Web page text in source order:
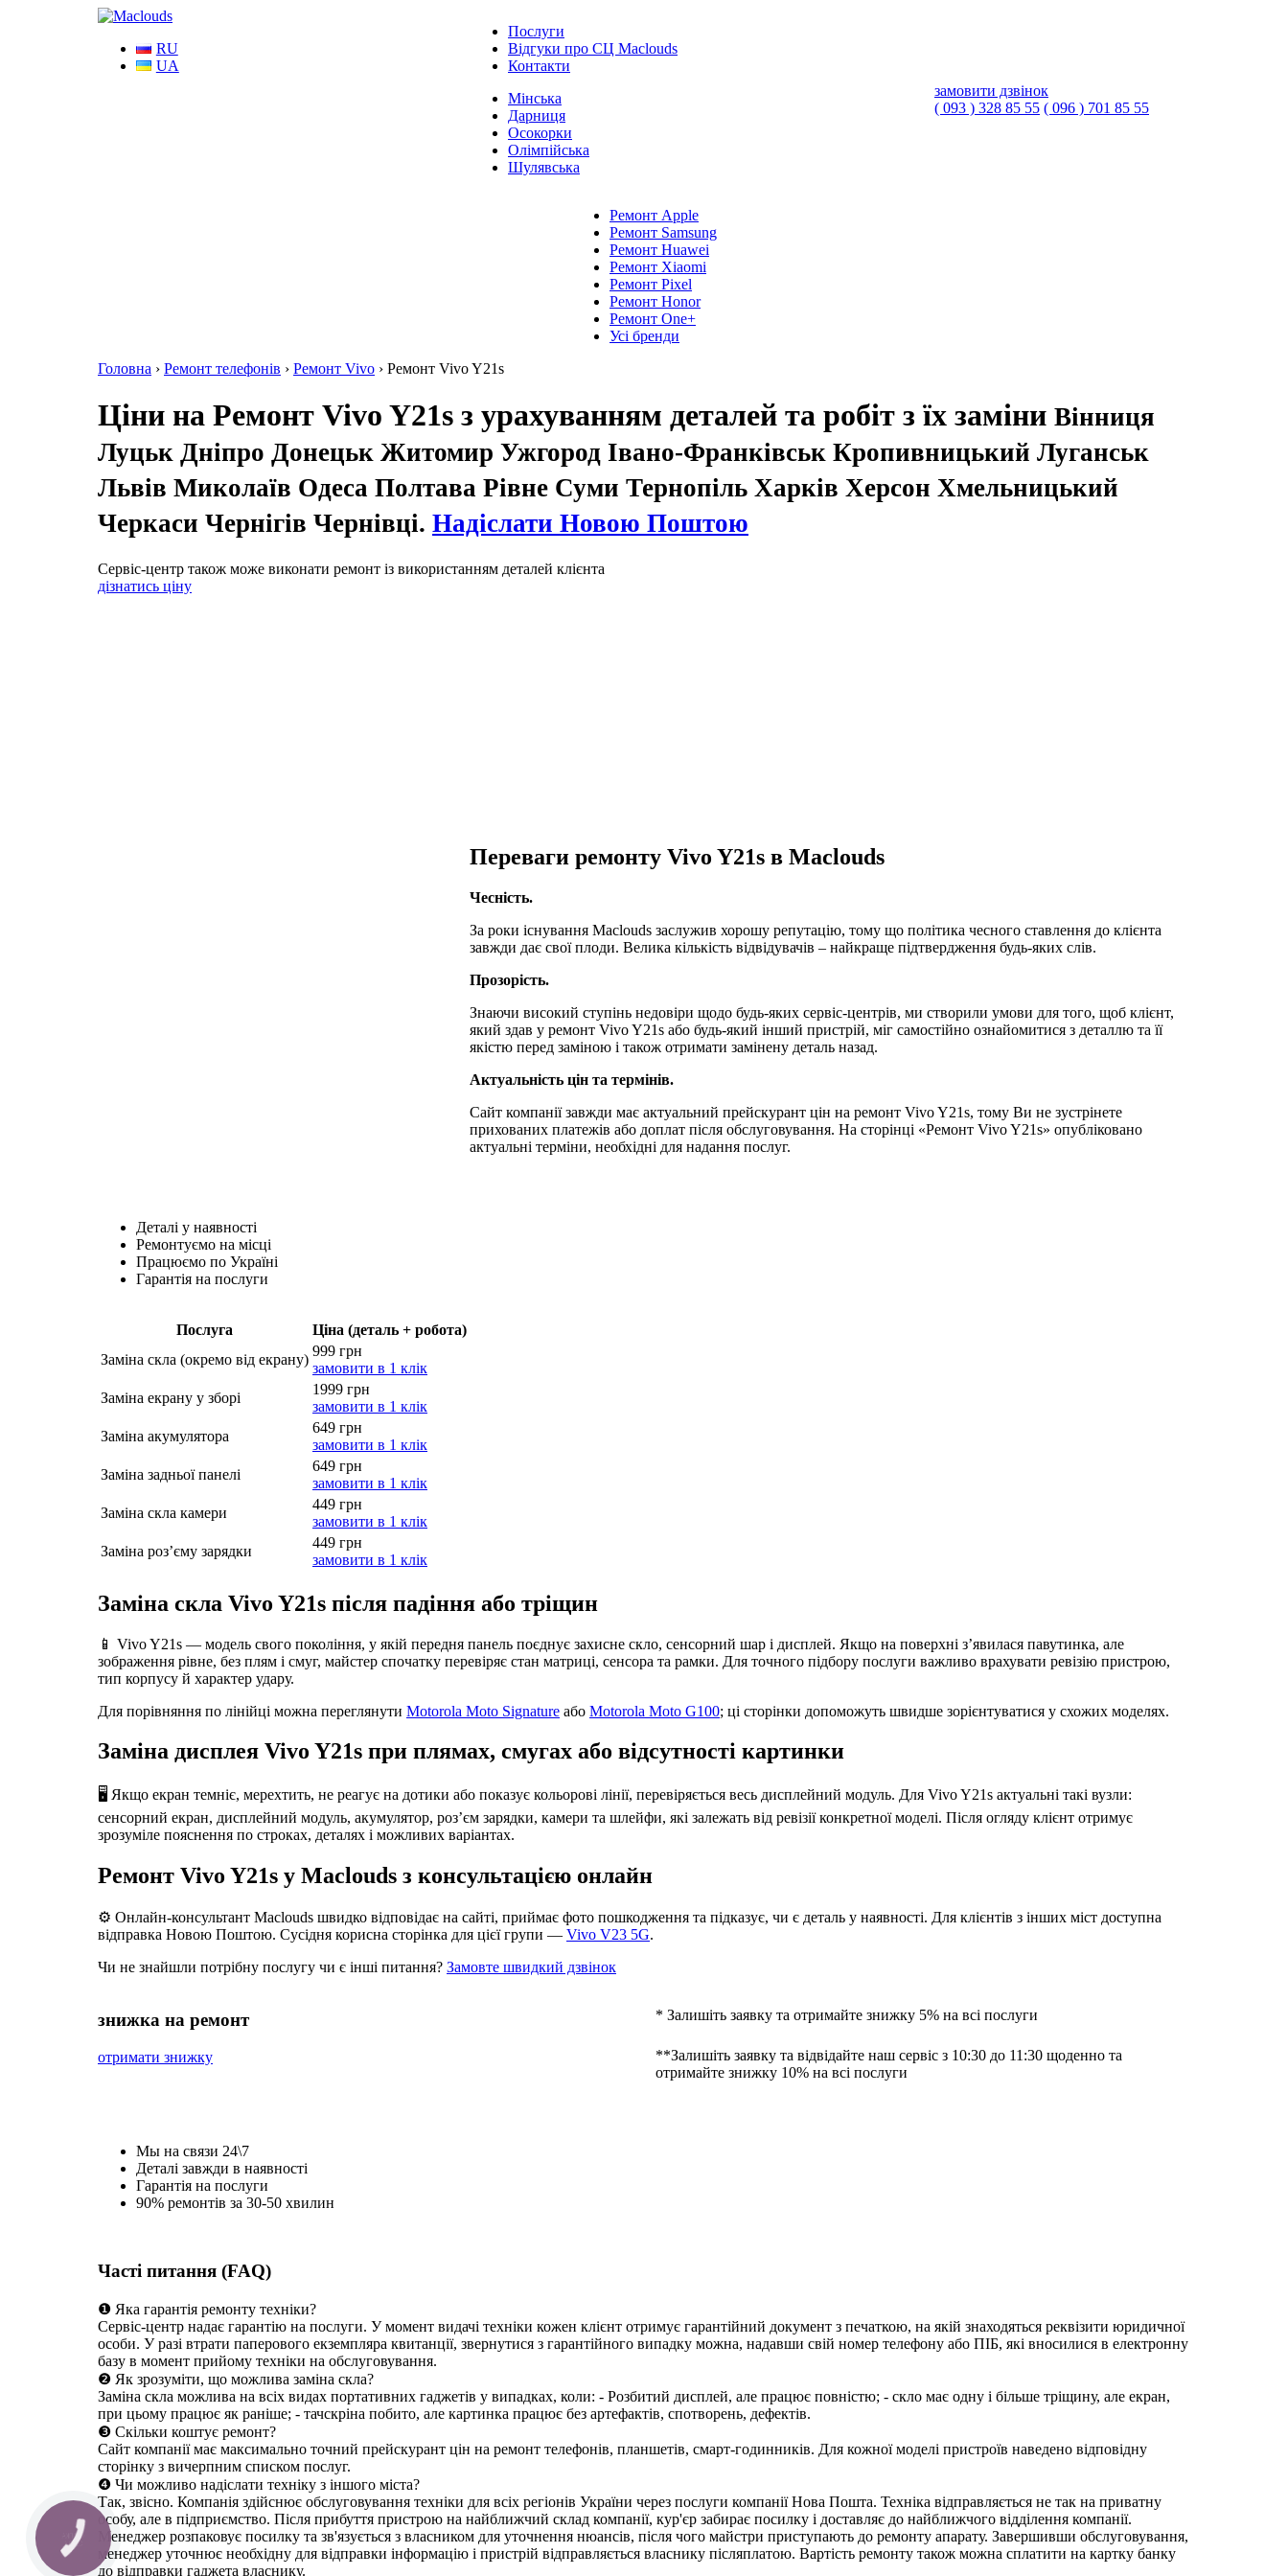
RU
UA
Послуги
Відгуки про СЦ Maclouds
Контакти
Мінська
Дарниця
Осокорки
Олімпійська
Шулявська
замовити дзвінок
( 093 ) 328 85 55 ( 096 ) 701 85 55
Ремонт Apple
Ремонт Samsung
Ремонт Huawei
Ремонт Xiaomi
Ремонт Pixel
Ремонт Honor
Ремонт One+
Усі бренди
Головна › Ремонт телефонів › Ремонт Vivo › Ремонт Vivo Y21s
Ціни на Ремонт Vivo Y21s з урахуванням деталей та робіт з їх заміни Вінниця
Луцьк Дніпро Донецьк Житомир Ужгород Івано-Франківськ Кропивницький Луганськ
Львів Миколаїв Одеса Полтава Рівне Суми Тернопіль Харків Херсон Хмельницький
Черкаси Чернігів Чернівці. Надіслати Новою Поштою
Сервіс-центр також може виконати ремонт із використанням деталей клієнта
дізнатись ціну
Переваги ремонту Vivo Y21s в Maclouds
Чесність.
За роки існування Maclouds заслужив хорошу репутацію, тому що політика чесного ставлення до клієнта
завжди дає свої плоди. Велика кількість відвідувачів – найкраще підтвердження будь-яких слів.
Прозорість.
Знаючи високий ступінь недовіри щодо будь-яких сервіс-центрів, ми створили умови для того, щоб клієнт,
який здав у ремонт Vivo Y21s або будь-який інший пристрій, міг самостійно ознайомитися з деталлю та її
якістю перед заміною і також отримати замінену деталь назад.
Актуальність цін та термінів.
Сайт компанії завжди має актуальний прейскурант цін на ремонт Vivo Y21s, тому Ви не зустрінете
прихованих платежів або доплат після обслуговування. На сторінці «Ремонт Vivo Y21s» опубліковано
актуальні терміни, необхідні для надання послуг.
Деталі у наявності
Ремонтуємо на місці
Працюємо по Україні
Гарантія на послуги
Послуга
Ціна (деталь + робота)
Заміна скла (окремо від екрану)
999 грн
замовити в 1 клік
Заміна екрану у зборі
1999 грн
замовити в 1 клік
Заміна акумулятора
649 грн
замовити в 1 клік
Заміна задньої панелі
649 грн
замовити в 1 клік
Заміна скла камери
449 грн
замовити в 1 клік
Заміна роз’єму зарядки
449 грн
замовити в 1 клік
Заміна скла Vivo Y21s після падіння або тріщин
📱 Vivo Y21s — модель свого покоління, у якій передня панель поєднує захисне скло, сенсорний шар і дисплей. Якщо на поверхні з’явилася павутинка, але
зображення рівне, без плям і смуг, майстер спочатку перевіряє стан матриці, сенсора та рамки. Для точного підбору послуги важливо врахувати ревізію пристрою,
тип корпусу й характер удару.
Для порівняння по лінійці можна переглянути Motorola Moto Signature або Motorola Moto G100; ці сторінки допоможуть швидше зорієнтуватися у схожих моделях.
Заміна дисплея Vivo Y21s при плямах, смугах або відсутності картинки
🖥️ Якщо екран темніє, мерехтить, не реагує на дотики або показує кольорові лінії, перевіряється весь дисплейний модуль. Для Vivo Y21s актуальні такі вузли:
сенсорний екран, дисплейний модуль, акумулятор, роз’єм зарядки, камери та шлейфи, які залежать від ревізії конкретної моделі. Після огляду клієнт отримує
зрозуміле пояснення по строках, деталях і можливих варіантах.
Ремонт Vivo Y21s у Maclouds з консультацією онлайн
⚙️ Онлайн-консультант Maclouds швидко відповідає на сайті, приймає фото пошкодження та підказує, чи є деталь у наявності. Для клієнтів з інших міст доступна
відправка Новою Поштою. Сусідня корисна сторінка для цієї групи — Vivo V23 5G.
Чи не знайшли потрібну послугу чи є інші питання? Замовте швидкий дзвінок
знижка на ремонт
отримати знижку
* Залишіть заявку та отримайте знижку 5% на всі послуги
**Залишіть заявку та відвідайте наш сервіс з 10:30 до 11:30 щоденно та
отримайте знижку 10% на всі послуги
Мы на связи 24\7
Деталі завжди в наявності
Гарантія на послуги
90% ремонтів за 30-50 хвилин
Часті питання (FAQ)
❶ Яка гарантія ремонту техніки?
Сервіс-центр надає гарантію на послуги. У момент видачі техніки кожен клієнт отримує гарантійний документ з печаткою, на якій знаходяться реквізити юридичної
особи. У разі втрати паперового екземпляра квитанції, звернутися з гарантійного випадку можна, надавши свій номер телефону або ПІБ, які вносилися в електронну
базу в момент прийому техніки на обслуговування.
❷ Як зрозуміти, що можлива заміна скла?
Заміна скла можлива на всіх видах портативних гаджетів у випадках, коли: - Розбитий дисплей, але працює повністю; - скло має одну і більше тріщину, але екран,
при цьому працює як раніше; - тачскріна побито, але картинка працює без артефактів, спотворень, дефектів.
❸ Скільки коштує ремонт?
Сайт компанії має максимально точний прейскурант цін на ремонт телефонів, планшетів, смарт-годинників. Для кожної моделі пристроїв наведено відповідну
сторінку з вичерпним списком послуг.
❹ Чи можливо надіслати техніку з іншого міста?
Так, звісно. Компанія здійснює обслуговування техніки для всіх регіонів України через послуги компанії Нова Пошта. Техніка відправляється не так на приватну
особу, але в підприємство. Після прибуття пристрою на найближчий склад компанії, кур'єр забирає посилку і доставляє до найближчого відділення компанії.
Менеджер розпаковує посилку та зв'язується з власником для уточнення нюансів, після чого майстри приступають до ремонту апарату. Завершивши обслуговування,
менеджер уточнює необхідну для відправки інформацію і пристрій відправляється власнику післяплатою. Вартість ремонту також можна сплатити на картку банку
до відправки гаджета власнику.
КНОПКА
СВЯЗИ